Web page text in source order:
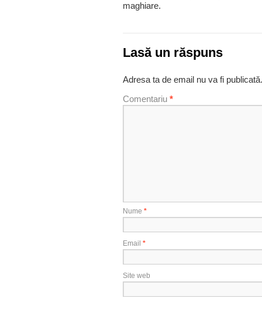
maghiare.
Lasă un răspuns
Adresa ta de email nu va fi publicată.
Comentariu *
Nume *
Email *
Site web